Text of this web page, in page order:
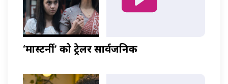
‘मास्टर्नी’ को ट्रेलर सार्वजनिक